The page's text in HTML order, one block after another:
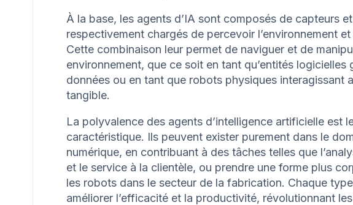
À la base, les agents d’IA sont composés de capteurs
respectivement chargés de percevoir l’environnement et
Cette combinaison leur permet de naviguer et de
environnement, que ce soit en tant qu’entités logicielles
données ou en tant que robots physiques interagissant
tangible.
La polyvalence des agents d’intelligence artificielle est
caractéristique. Ils peuvent exister purement dans le
numérique, en contribuant à des tâches telles que
et le service à la clientèle, ou prendre une forme plus
les robots dans le secteur de la fabrication. Chaque
améliorer l’efficacité et la productivité, révolutionnant